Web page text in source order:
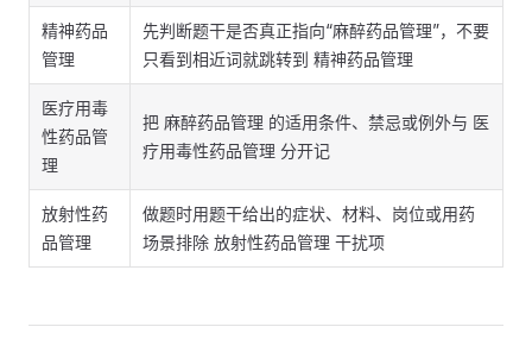
精神药品
管理
先判断题干是否真正指向“麻醉药品管理”，不要
只看到相近词就跳转到 精神药品管理
医疗用毒
性药品管
理
把 麻醉药品管理 的适用条件、禁忌或例外与 医
疗用毒性药品管理 分开记
放射性药
品管理
做题时用题干给出的症状、材料、岗位或用药
场景排除 放射性药品管理 干扰项